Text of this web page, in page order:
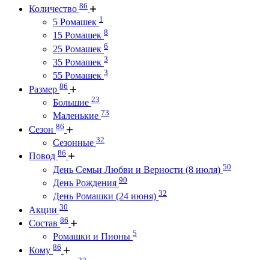
Количество 86
5 Ромашек 1
15 Ромашек 8
25 Ромашек 6
35 Ромашек 3
55 Ромашек 3
Размер 86
Большие 23
Маленькие 73
Сезон 86
Сезонные 32
Повод 86
День Семьи Любви и Верности (8 июля) 50
День Рождения 90
День Ромашки (24 июня) 32
Акции 30
Состав 86
Ромашки и Пионы 5
Кому 86